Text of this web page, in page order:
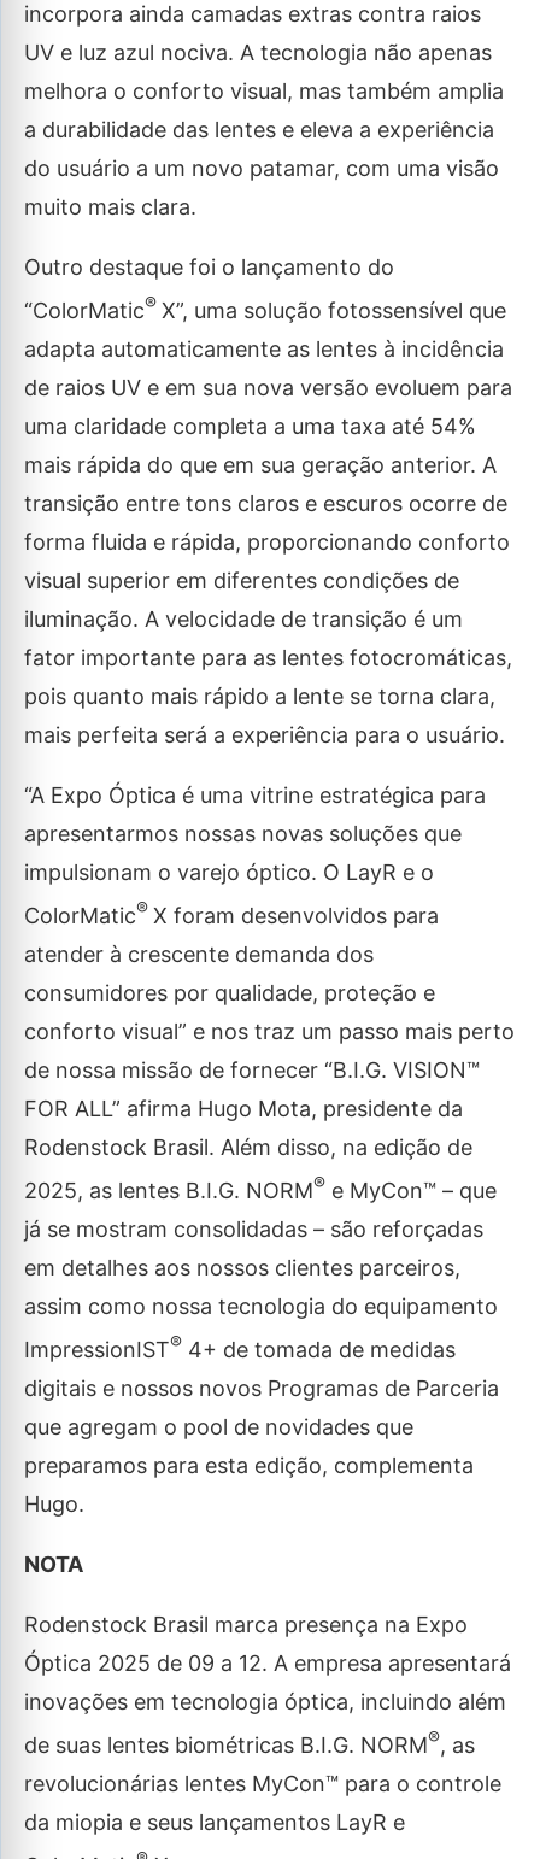
incorpora ainda camadas extras contra raios
UV e luz azul nociva. A tecnologia não apenas
melhora o conforto visual, mas também amplia
a durabilidade das lentes e eleva a experiência
do usuário a um novo patamar, com uma visão
muito mais clara.
Outro destaque foi o lançamento do
“ColorMatic® X”, uma solução fotossensível que
adapta automaticamente as lentes à incidência
de raios UV e em sua nova versão evoluem para
uma claridade completa a uma taxa até 54%
mais rápida do que em sua geração anterior. A
transição entre tons claros e escuros ocorre de
forma fluida e rápida, proporcionando conforto
visual superior em diferentes condições de
iluminação. A velocidade de transição é um
fator importante para as lentes fotocromáticas,
pois quanto mais rápido a lente se torna clara,
mais perfeita será a experiência para o usuário.
“A Expo Óptica é uma vitrine estratégica para
apresentarmos nossas novas soluções que
impulsionam o varejo óptico. O LayR e o
ColorMatic® X foram desenvolvidos para
atender à crescente demanda dos
consumidores por qualidade, proteção e
conforto visual” e nos traz um passo mais perto
de nossa missão de fornecer “B.I.G. VISION™
FOR ALL” afirma Hugo Mota, presidente da
Rodenstock Brasil. Além disso, na edição de
2025, as lentes B.I.G. NORM® e MyCon™ – que
já se mostram consolidadas – são reforçadas
em detalhes aos nossos clientes parceiros,
assim como nossa tecnologia do equipamento
ImpressionIST® 4+ de tomada de medidas
digitais e nossos novos Programas de Parceria
que agregam o pool de novidades que
preparamos para esta edição, complementa
Hugo.
NOTA
Rodenstock Brasil marca presença na Expo
Óptica 2025 de 09 a 12. A empresa apresentará
inovações em tecnologia óptica, incluindo além
de suas lentes biométricas B.I.G. NORM®, as
revolucionárias lentes MyCon™ para o controle
da miopia e seus lançamentos LayR e